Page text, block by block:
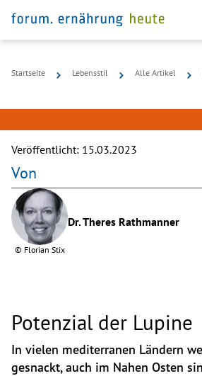
Startseite Lebensstil Alle Artikel
©
Veröffentlicht: 15.03.2023
Von
© Florian Stix
Dr. Theres Rathmanner
Potenzial der Lupine
In vielen mediterranen Ländern
gesnackt, auch im Nahen Osten